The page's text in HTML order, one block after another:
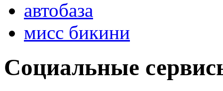
автобаза
мисс бикини
Социальные